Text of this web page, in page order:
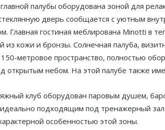
палубы оборудована зоной для
дверь сообщается с уютным
Главная гостиная меблирована ​​Minotti в
из кожи и бронзы. Солнечная палуба,
150-метровое пространство, полностью
открытым небом. На этой палубе также
клуб оборудован паровым душем,
идеально подходящим под тренажерный
особенностью этой зоны.